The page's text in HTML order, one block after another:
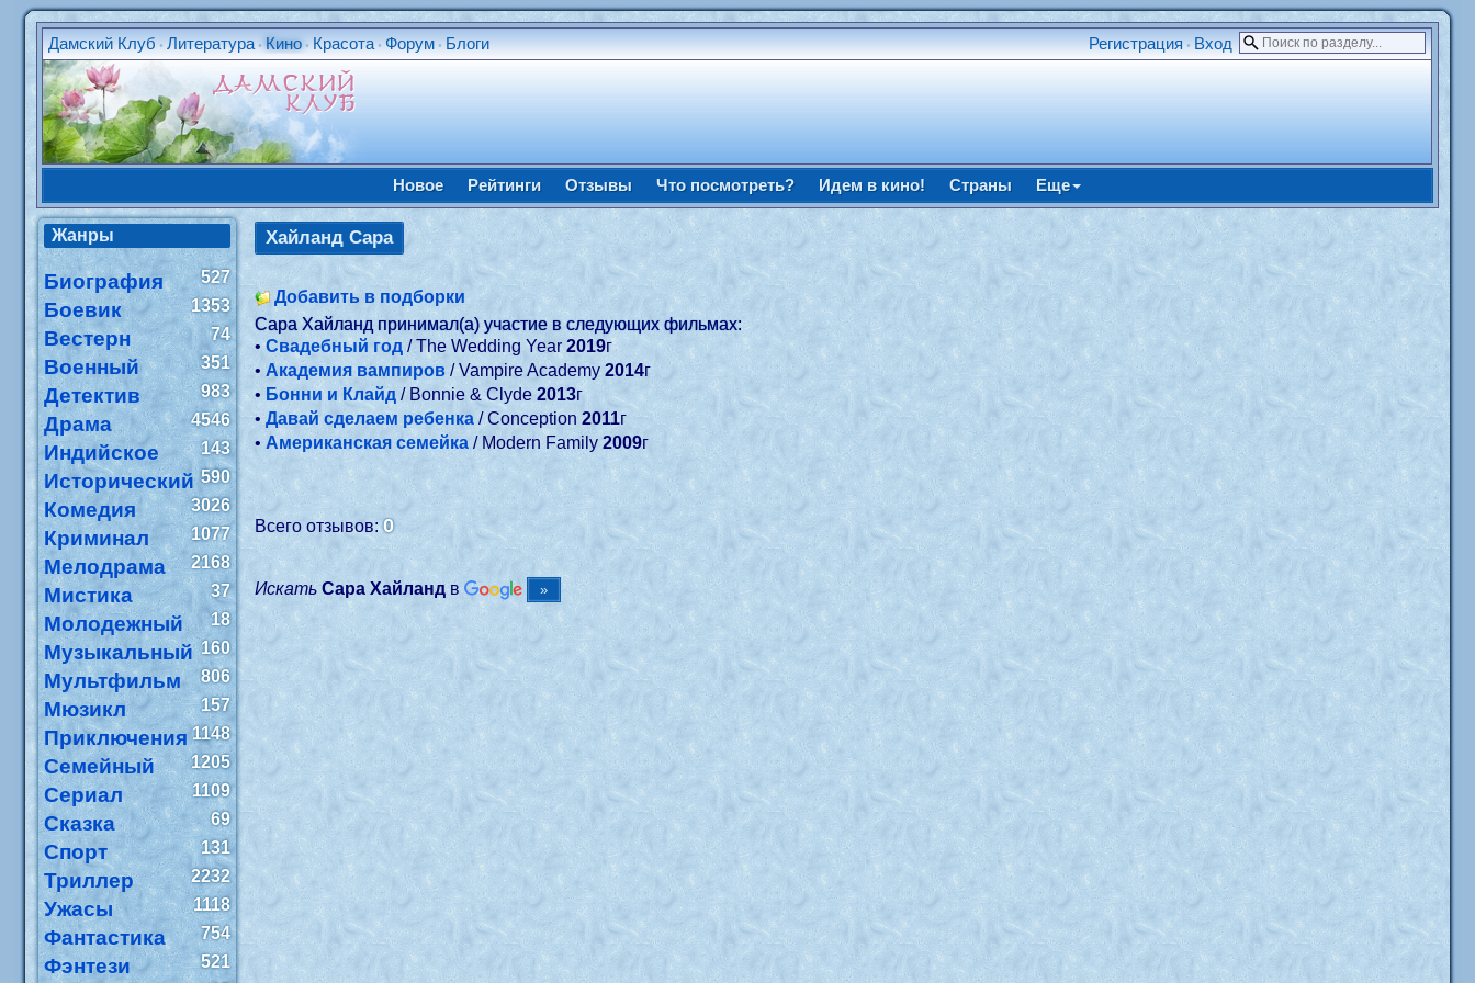
Дамский Клуб •Литература •Кино • Красота •Форум • Блоги Регистрация • Вход
Новое Рейтинги Отзывы Что посмотреть? Идем в кино! Страны Еще
Жанры
Биография 527
Боевик 1353
Вестерн 74
Военный 351
Детектив 983
Драма 4546
Индийское 143
Исторический 590
Комедия 3026
Криминал 1077
Мелодрама 2168
Мистика 37
Молодежный 18
Музыкальный 160
Мультфильм 806
Мюзикл 157
Приключения 1148
Семейный 1205
Сериал 1109
Сказка 69
Спорт 131
Триллер 2232
Ужасы 1118
Фантастика 754
Фэнтези
521
Хайланд Сара
Добавить в подборки
Сара Хайланд принимал(а) участие в следующих фильмах:
•Свадебный год / The Wedding Year2019г
• Академия вампиров / Vampire Academy2014г
• Бонни и Клайд / Bonnie & Clyde2013г
•Давай сделаем ребенка / Conception2011г
•Американская семейка / Modern Family2009г
Всего отзывов:0
Искать Сара Хайландв